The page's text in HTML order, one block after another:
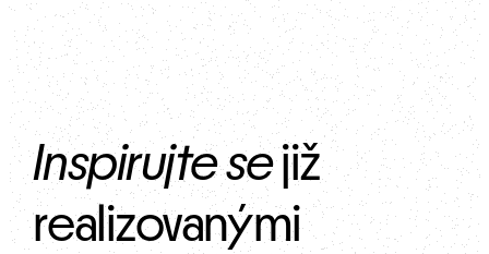
Inspirujte se již
realizovanými